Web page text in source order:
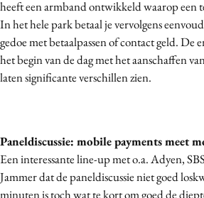
heeft een armband ontwikkeld waarop een
In het hele park betaal je vervolgens
gedoe met betaalpassen of contact geld. De
het begin van de dag met het aanschaffen
laten significante verschillen zien.
Paneldiscussie: mobile payments meet
Een interessante line-up met o.a. Adyen,
Jammer dat de paneldiscussie niet goed
minuten is toch wat te kort om goed de